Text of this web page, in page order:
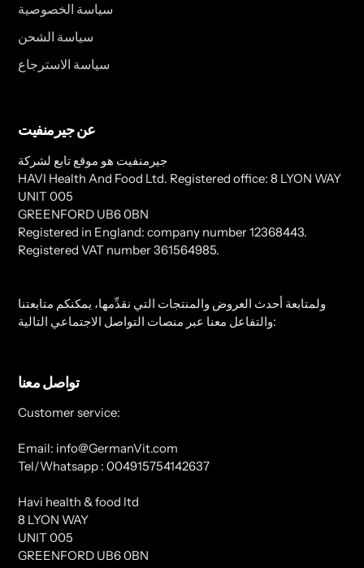
سياسة الخصوصية
سياسة الشحن
سياسة الاسترجاع
عن جيرمنفيت
جيرمنفيت هو موقع تابع لشركة
HAVI Health And Food Ltd. Registered office: 8 LYON WAY
UNIT 005
GREENFORD UB6 0BN
Registered in England: company number 12368443.
Registered VAT number 361564985.
ولمتابعة أحدث العروض والمنتجات التي نقدِّمها، يمكنكم متابعتنا
والتفاعل معنا عبر منصات التواصل الاجتماعي التالية:
تواصل معنا
Customer service:
Email: info@GermanVit.com
Tel/Whatsapp : 004915754142637
Havi health & food ltd
8 LYON WAY
UNIT 005
GREENFORD UB6 0BN